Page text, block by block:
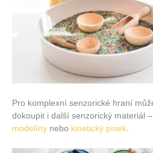
Pro komplexní senzorické hraní
dokoupit i další senzorický materiál –
modelíny nebo kinetický písek